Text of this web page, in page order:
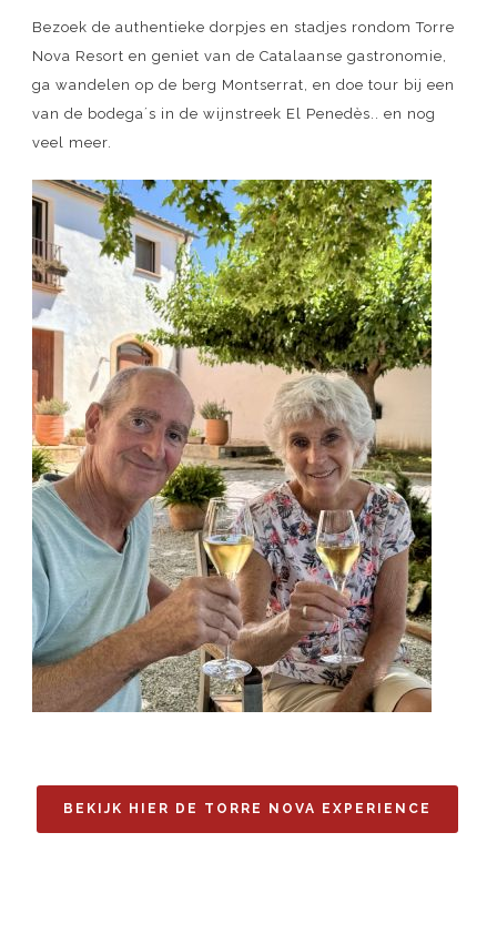
Bezoek de authentieke dorpjes en stadjes rondom Torre
Nova Resort en geniet van de Catalaanse gastronomie,
ga wandelen op de berg Montserrat, en doe tour bij een
van de bodega´s in de wijnstreek El Penedès.. en nog
veel meer.
BEKIJK HIER DE TORRE NOVA EXPERIENCE